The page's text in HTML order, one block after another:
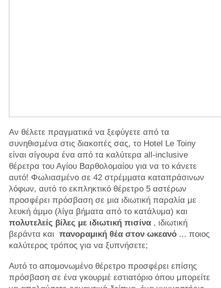
Αν θέλετε πραγματικά να ξεφύγετε από τα
συνηθισμένα στις διακοπές σας, το Hotel Le Toiny
είναι σίγουρα ένα από τα καλύτερα all-inclusive
θέρετρα του Αγίου Βαρθολομαίου για να το κάνετε
αυτό! Φωλιασμένο σε 42 στρέμματα καταπράσινων
λόφων, αυτό το εκπληκτικό θέρετρο 5 αστέρων
προσφέρει πρόσβαση σε μια ιδιωτική παραλία με
λευκή άμμο (λίγα βήματα από το κατάλυμα) και
πολυτελείς βίλες με ιδιωτική πισίνα, ιδιωτική
βεράντα και πανοραμική θέα στον ωκεανό... ποιος
καλύτερος τρόπος για να ξυπνήσετε;
Αυτό το απομονωμένο θέρετρο προσφέρει επίσης
πρόσβαση σε ένα γκουρμέ εστιατόριο όπου μπορείτε